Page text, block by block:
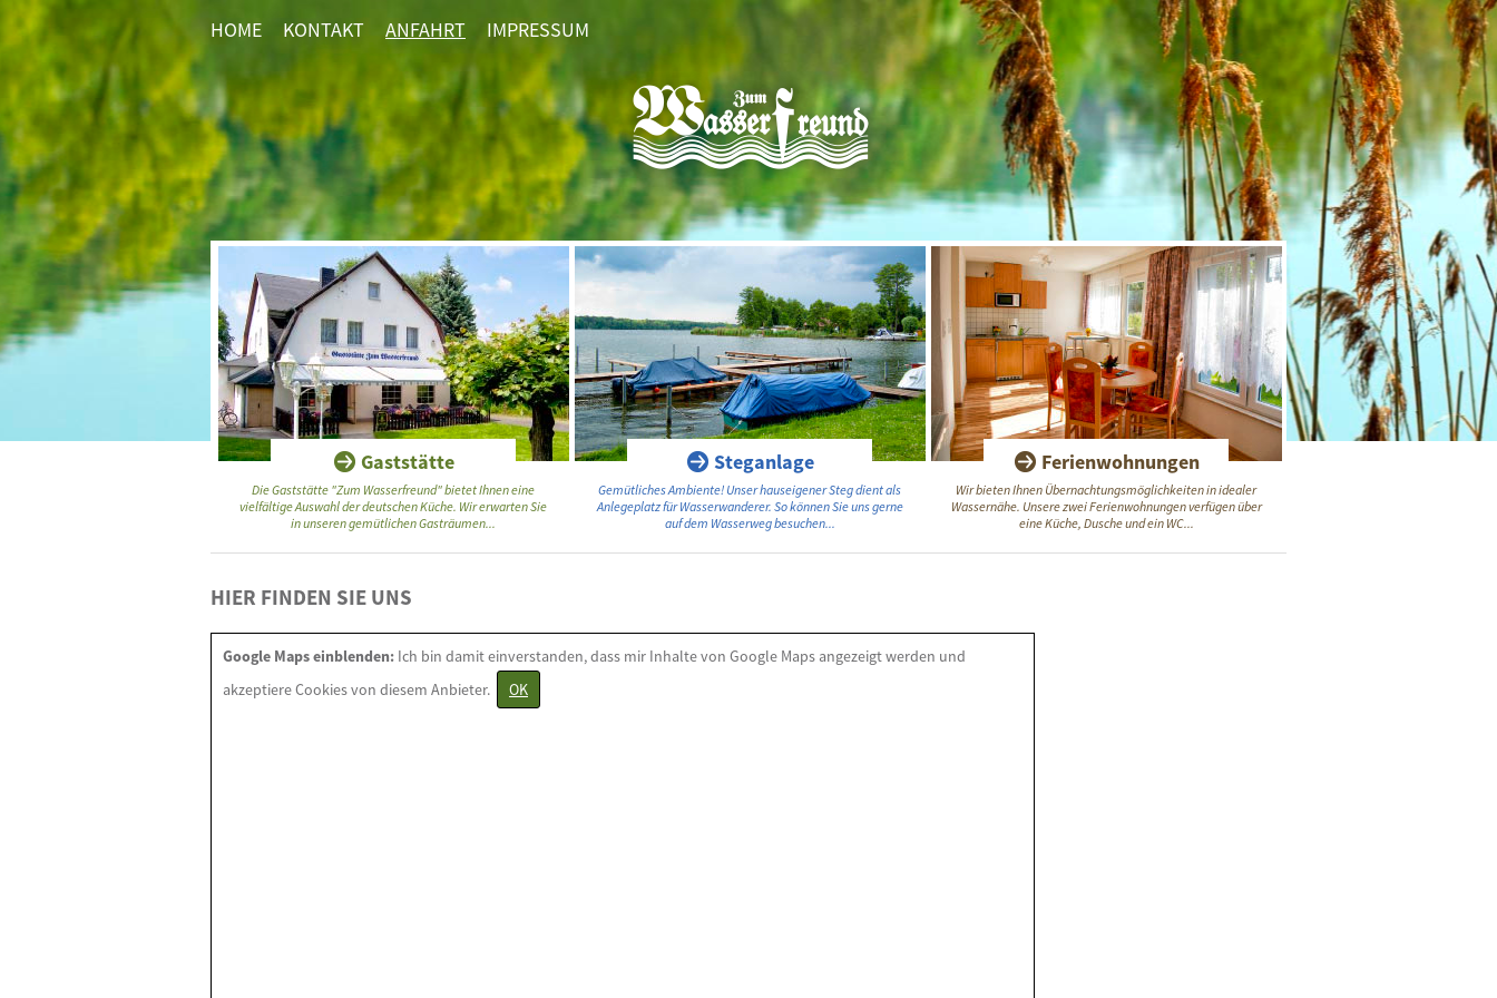
HOME KONTAKT ANFAHRT IMPRESSUM
Gaststätte
Die Gaststätte "Zum Wasserfreund" bietet Ihnen eine
vielfältige Auswahl der deutschen Küche. Wir erwarten Sie
in unseren gemütlichen Gasträumen...
Steganlage
Gemütliches Ambiente! Unser hauseigener Steg dient als
Anlegeplatz für Wasserwanderer. So können Sie uns gerne
auf dem Wasserweg besuchen...
Ferienwohnungen
Wir bieten Ihnen Übernachtungsmöglichkeiten in idealer
Wassernähe. Unsere zwei Ferienwohnungen verfügen über
eine Küche, Dusche und ein WC...
HIER FINDEN SIE UNS
Google Maps einblenden: Ich bin damit einverstanden, dass mir Inhalte von Google Maps angezeigt werden und
akzeptiere Cookies von diesem Anbieter.
OK